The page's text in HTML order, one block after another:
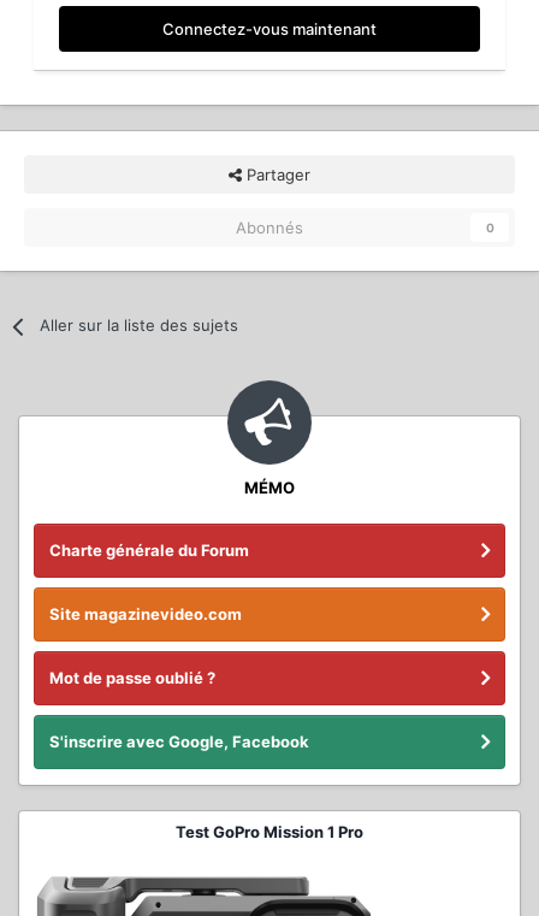
Connectez-vous maintenant
Partager
Abonnés 0
Aller sur la liste des sujets
MÉMO
Charte générale du Forum
Site magazinevideo.com
Mot de passe oublié ?
S'inscrire avec Google, Facebook
Test GoPro Mission 1 Pro